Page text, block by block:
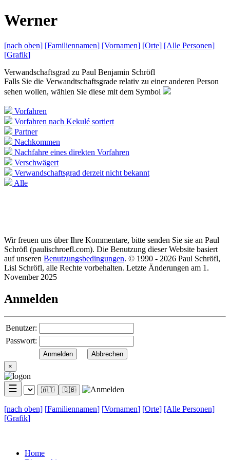
Werner
[nach oben] [Familiennamen] [Vornamen] [Orte] [Alle Personen]
[Grafik]
Verwandschaftsgrad zu Paul Benjamin Schröfl
Falls Sie die Verwandtschaftsgrade relativ zu einer anderen Person
sehen wollen, wählen Sie diese mit dem Symbol
Vorfahren
Vorfahren nach Kekulé sortiert
Partner
Nachkommen
Nachfahre eines direkten Vorfahren
Verschwägert
Verwandschaftsgrad derzeit nicht bekannt
Alle
Wir freuen uns über Ihre Kommentare, bitte senden Sie sie an Paul
Schröfl (paulischroefl.com). Die Benutzung dieser Website basiert
auf unseren Benutzungsbedingungen. © 1990 - 2026 Paul Schröfl,
Lisl Schröfl, alle Rechte vorbehalten. Letzte Änderungen am 1.
November 2025
Anmelden
Benutzer:
Passwort:
×
☰ 🇦🇹 🇬🇧
[nach oben] [Familiennamen] [Vornamen] [Orte] [Alle Personen]
[Grafik]
Home